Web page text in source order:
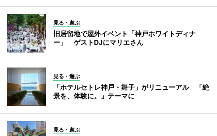
見る・遊ぶ
旧居留地で屋外イベント「神戸ホワイトディナ
ー」 ゲストDJにマリエさん
見る・遊ぶ
「ホテルセトレ神戸・舞子」がリニューアル 「絶
景を、体験に。」テーマに
見る・遊ぶ